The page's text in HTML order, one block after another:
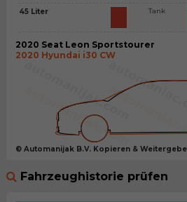
45 Liter Tank
2020 Seat Leon Sportstourer
2020 Hyundai i30 CW
© Automanijak B.V. Kopieren &
Fahrzeughistorie prüfen